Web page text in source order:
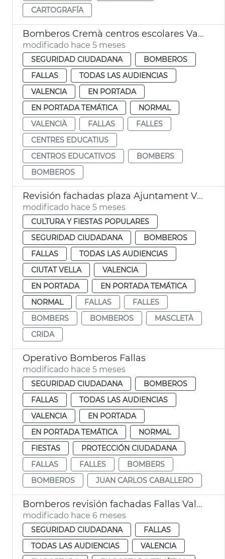
CARTOGRAFÍA
Bomberos Cremà centros escolares València
modificado hace 5 meses
SEGURIDAD CIUDADANA
BOMBEROS
FALLAS
TODAS LAS AUDIENCIAS
VALENCIA
EN PORTADA
EN PORTADA TEMÁTICA
NORMAL
VALENCIÀ
FALLAS
FALLES
CENTRES EDUCATIUS
CENTROS EDUCATIVOS
BOMBERS
BOMBEROS
Revisión fachadas plaza Ajuntament València + Crida
modificado hace 5 meses
CULTURA Y FIESTAS POPULARES
SEGURIDAD CIUDADANA
BOMBEROS
FALLAS
TODAS LAS AUDIENCIAS
CIUTAT VELLA
VALENCIA
EN PORTADA
EN PORTADA TEMÁTICA
NORMAL
FALLAS
FALLES
BOMBERS
BOMBEROS
MASCLETÀ
CRIDA
Operativo Bomberos Fallas
modificado hace 5 meses
SEGURIDAD CIUDADANA
BOMBEROS
FALLAS
TODAS LAS AUDIENCIAS
VALENCIA
EN PORTADA
EN PORTADA TEMÁTICA
NORMAL
FIESTAS
PROTECCIÓN CIUDADANA
FALLAS
FALLES
BOMBERS
BOMBEROS
JUAN CARLOS CABALLERO
Bomberos revisión fachadas Fallas València
modificado hace 6 meses
SEGURIDAD CIUDADANA
FALLAS
TODAS LAS AUDIENCIAS
VALENCIA